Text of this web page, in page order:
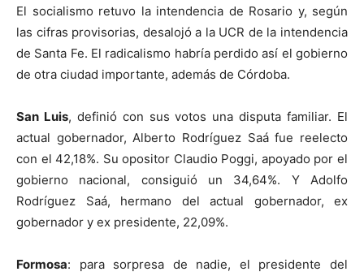
El socialismo retuvo la intendencia de Rosario y, según
las cifras provisorias, desalojó a la UCR de la intendencia
de Santa Fe. El radicalismo habría perdido así el gobierno
de otra ciudad importante, además de Córdoba.
San Luis, definió con sus votos una disputa familiar. El
actual gobernador, Alberto Rodríguez Saá fue reelecto
con el 42,18%. Su opositor Claudio Poggi, apoyado por el
gobierno nacional, consiguió un 34,64%. Y Adolfo
Rodríguez Saá, hermano del actual gobernador, ex
gobernador y ex presidente, 22,09%.
Formosa: para sorpresa de nadie, el presidente del